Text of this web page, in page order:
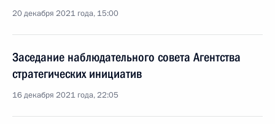
20 декабря 2021 года, 15:00
Заседание наблюдательного совета Агентства
стратегических инициатив
16 декабря 2021 года, 22:05